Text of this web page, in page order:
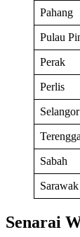
Pahang
Pulau
Perak
Perlis
Selangor
Sabah
Sarawak
Senarai